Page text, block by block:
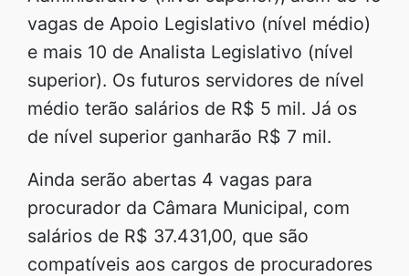
vagas de Apoio Legislativo (nível médio)
e mais 10 de Analista Legislativo (nível
superior). Os futuros servidores de nível
médio terão salários de R$ 5 mil. Já os
de nível superior ganharão R$ 7 mil.
Ainda serão abertas 4 vagas para
procurador da Câmara Municipal, com
salários de R$ 37.431,00, que são
compatíveis aos cargos de procuradores